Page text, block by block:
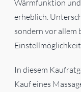
Wärmfunktion
erheblich.
sondern vor allem
In diesem
Kauf eines